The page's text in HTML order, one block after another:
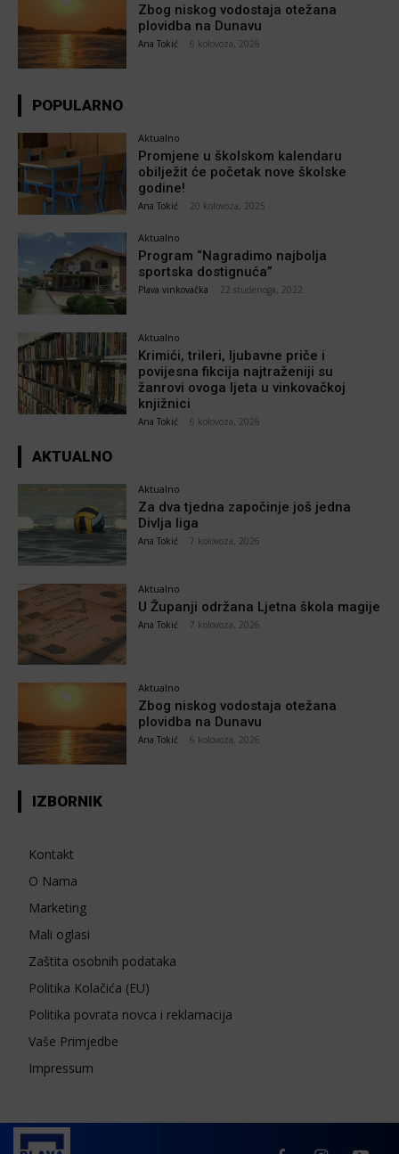
Zbog niskog vodostaja otežana
plovidba na Dunavu
Ana Tokić 6 kolovoza, 2026
POPULARNO
Aktualno
Promjene u školskom kalendaru
obilježit će početak nove školske
godine!
Ana Tokić 20 kolovoza, 2025
Aktualno
Program “Nagradimo najbolja
sportska dostignuća”
Plava vinkovačka 22 studenoga, 2022
Aktualno
Krimići, trileri, ljubavne priče i
povijesna fikcija najtraženiji su
žanrovi ovoga ljeta u vinkovačkoj
knjižnici
Ana Tokić 6 kolovoza, 2026
AKTUALNO
Aktualno
Za dva tjedna započinje još jedna
Divlja liga
Ana Tokić 7 kolovoza, 2026
Aktualno
U Županji održana Ljetna škola magije
Ana Tokić 7 kolovoza, 2026
Aktualno
Zbog niskog vodostaja otežana
plovidba na Dunavu
Ana Tokić 6 kolovoza, 2026
IZBORNIK
Kontakt
O Nama
Marketing
Mali oglasi
Zaštita osobnih podataka
Politika Kolačića (EU)
Politika povrata novca i reklamacija
Vaše Primjedbe
Impressum